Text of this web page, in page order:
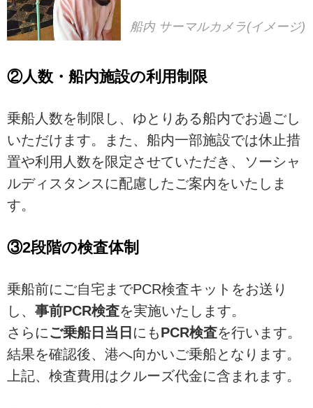
船内 サーマルカメラ(イメージ)
②人数・船内施設の利用制限
乗船人数を制限し、ゆとりある船内でお過ごし
いただけます。また、船内一部施設では休止措
置や利用人数を限定させていただき、ソーシャ
ルディスタンスに配慮したご案内をいたしま
す。
③2段階の検査体制
乗船前にご自宅までPCR検査キットをお送り
し、 事前PCR検査を実施いたします。
さらにご乗船日当日 にもPCR検査を行います。
結果を確認後、港へ向かいご乗船となります。
上記、検査費用はクルーズ代金に含まれます。